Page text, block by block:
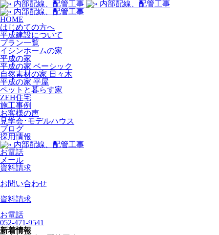
HOME
はじめての方へ
平成建設について
プラン一覧
イシンホームの家
平成の家
平成の家 ベーシック
自然素材の家 日々木
平成の家 平屋
ペットと暮らす家
ZEH住宅
施工事例
お客様の声
見学会･モデルハウス
ブログ
採用情報
お電話
メール
資料請求
お問い合わせ
資料請求
お電話
052-471-9541
新着情報